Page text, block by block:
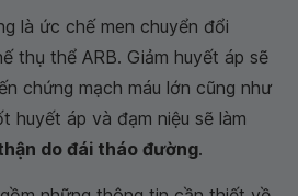
là ức chế men chuyển đổi
thụ thể ARB. Giảm huyết áp sẽ
chứng mạch máu lớn cũng như
huyết áp và đạm niệu sẽ làm
do đái tháo đường.